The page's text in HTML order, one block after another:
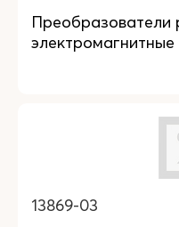
Преобразователи
13869-03